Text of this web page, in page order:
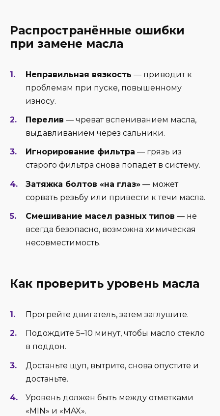
Распространённые ошибки
при замене масла
Неправильная вязкость — приводит к
проблемам при пуске, повышенному
износу.
Перелив — чреват вспениванием масла,
выдавливанием через сальники.
Игнорирование фильтра — грязь из
старого фильтра снова попадёт в систему.
Затяжка болтов «на глаз» — может
сорвать резьбу или привести к течи масла.
Смешивание масел разных типов — не
всегда безопасно, возможна химическая
несовместимость.
Как проверить уровень масла
Прогрейте двигатель, затем заглушите.
Подождите 5–10 минут, чтобы масло стекло
в поддон.
Достаньте щуп, вытрите, снова опустите и
достаньте.
Уровень должен быть между отметками
«MIN» и «MAX».